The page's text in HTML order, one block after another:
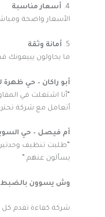
4.
أسعار مناسبة
الأسعار واضحة
5.
أمانة وثقة
ما يحاولون
أبو راكان – حي ظهرة
“أنا اشتغلت في
أتعامل مع شركة
أم فيصل – حي
“طلبت تنظيف
يسألون عنهم.”
وش يسوون
شركة كفاءة تقدم